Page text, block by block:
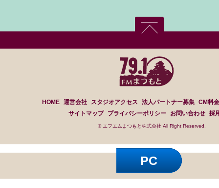
HOME 運営会社 スタジオアクセス 法人パートナー募集 CM料
サイトマップ
プライバシーポリシー お問い合わせ 採
© エフエムまつもと株式会社 All Right Reserved.
PC